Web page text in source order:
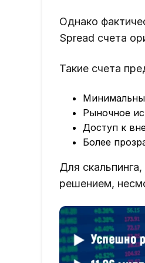
Однако
Spread счета
Такие счета
Рыночное
Доступ к
Более
Для
решением,